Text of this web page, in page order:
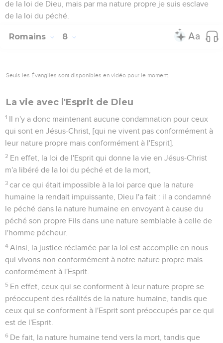
de la loi de Dieu, mais par ma nature propre je suis esclave
de la loi du péché.
Romains 8
Seuls les Évangiles sont disponibles en vidéo pour le moment.
La vie avec l'Esprit de Dieu
1 Il n'y a donc maintenant aucune condamnation pour ceux
qui sont en Jésus-Christ, [qui ne vivent pas conformément à
leur nature propre mais conformément à l'Esprit].
2 En effet, la loi de l'Esprit qui donne la vie en Jésus-Christ
m'a libéré de la loi du péché et de la mort,
3 car ce qui était impossible à la loi parce que la nature
humaine la rendait impuissante, Dieu l'a fait : il a condamné
le péché dans la nature humaine en envoyant à cause du
péché son propre Fils dans une nature semblable à celle de
l'homme pécheur.
4 Ainsi, la justice réclamée par la loi est accomplie en nous
qui vivons non conformément à notre nature propre mais
conformément à l'Esprit.
5 En effet, ceux qui se conforment à leur nature propre se
préoccupent des réalités de la nature humaine, tandis que
ceux qui se conforment à l'Esprit sont préoccupés par ce qui
est de l'Esprit.
6 De fait, la nature humaine tend vers la mort, tandis que